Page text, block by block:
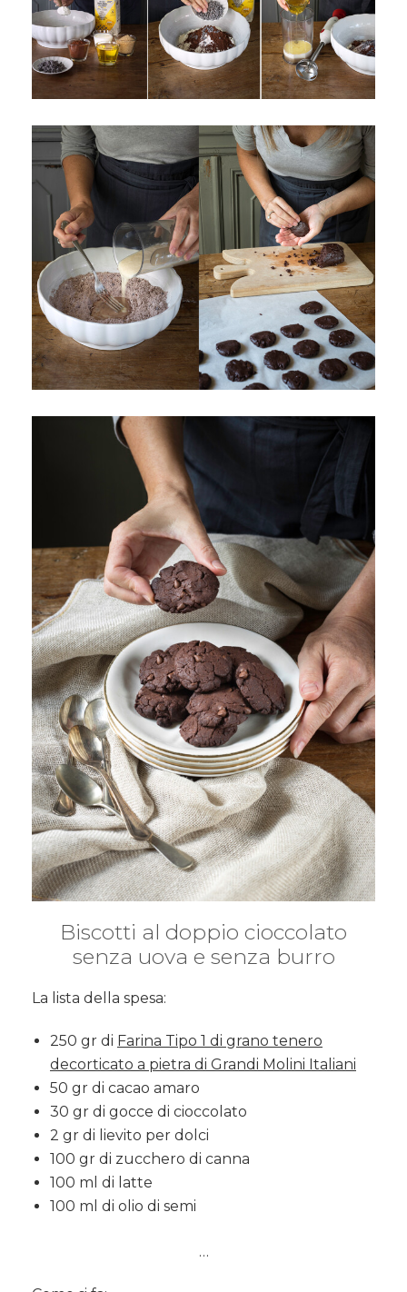
Biscotti al doppio cioccolato
senza uova e senza burro
La lista della spesa:
250 gr di Farina Tipo 1 di grano tenero
decorticato a pietra di Grandi Molini Italiani
50 gr di cacao amaro
30 gr di gocce di cioccolato
2 gr di lievito per dolci
100 gr di zucchero di canna
100 ml di latte
100 ml di olio di semi
…